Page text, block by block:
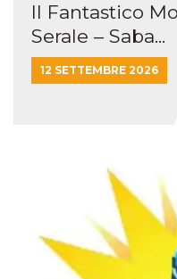
Il Fantastico
Serale – Saba...
12 SETTEMBRE 2026